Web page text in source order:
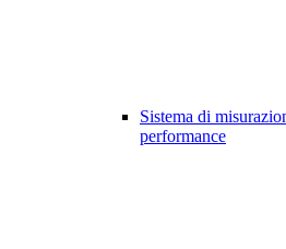
Sistema di
performance